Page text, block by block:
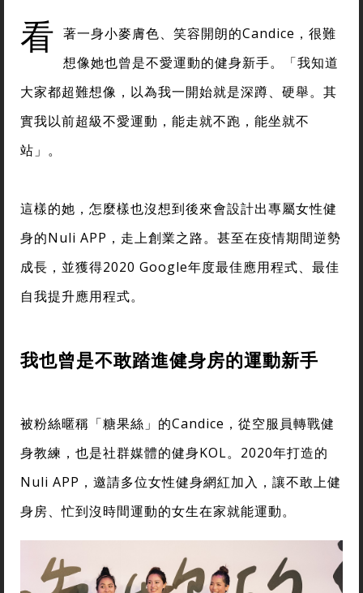
看 著一身小麥膚色、笑容開朗的Candice，很難
想像她也曾是不愛運動的健身新手。「我知道
大家都超難想像，以為我一開始就是深蹲、硬舉。其
實我以前超級不愛運動，能走就不跑，能坐就不
站」。
這樣的她，怎麼樣也沒想到後來會設計出專屬女性健
身的Nuli APP，走上創業之路。甚至在疫情期間逆勢
成長，並獲得2020 Google年度最佳應用程式、最佳
自我提升應用程式。
我也曾是不敢踏進健身房的運動新手
被粉絲暱稱「糖果絲」的Candice，從空服員轉戰健
身教練，也是社群媒體的健身KOL。2020年打造的
Nuli APP，邀請多位女性健身網紅加入，讓不敢上健
身房、忙到沒時間運動的女生在家就能運動。